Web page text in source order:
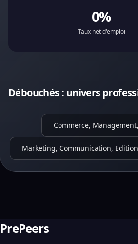
0%
Taux net d'emploi
Débouchés : univers
Commerce,
Marketing, Communication,
PrePeers